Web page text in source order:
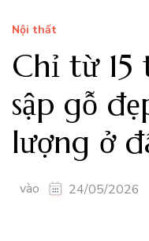
Nội thất
Chỉ từ
sập gỗ
lượng ở
vào 24/05/2026